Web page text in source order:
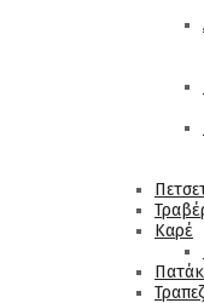
Καρέ